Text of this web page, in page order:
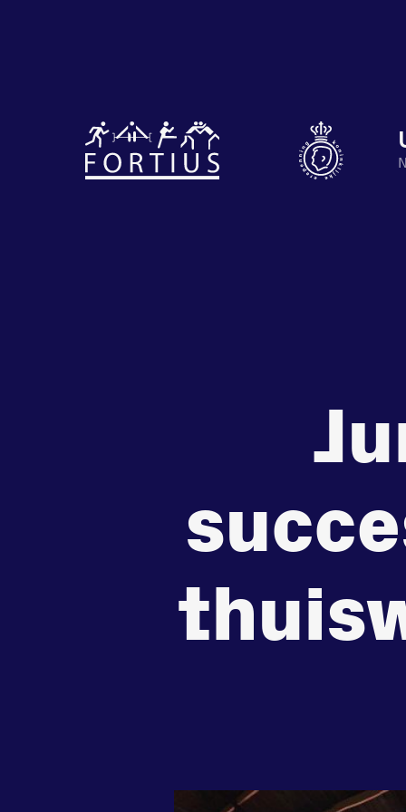
Diverse
disciplines
onder één
Motiveer
en anderen
zet je
samen
Running